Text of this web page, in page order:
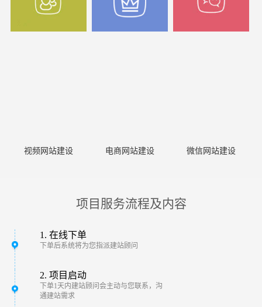
视频网站建设 电商网站建设 微信网站建设
项目服务流程及内容
1. 在线下单
下单后系统将为您指派建站顾问
2. 项目启动
下单1天内建站顾问会主动与您联系，沟
通建站需求